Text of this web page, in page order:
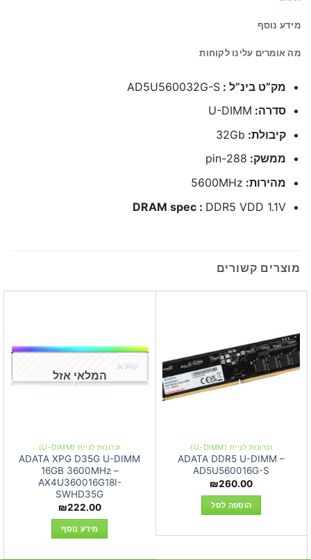
מידע נוסף
מה אומרים עלינו לקוחות
מק”ט בינ”ל : AD5U560032G-S
סדרה: U-DIMM
קיבולת: 32Gb
ממשק: 288-pin
מהירות: 5600MHz
DRAM spec : DDR5 VDD 1.1V
מוצרים קשורים
זכרונות לנייח (U-DIMM)
ADATA DDR5 U-DIMM –
AD5U560016G-S
₪260.00
הוספה לסל
המלאי אזל
זכרונות לנייח (U-DIMM)
ADATA XPG D35G U-DIMM
16GB 3600MHz –
AX4U360016G18I-
SWHD35G
₪222.00
מידע נוסף